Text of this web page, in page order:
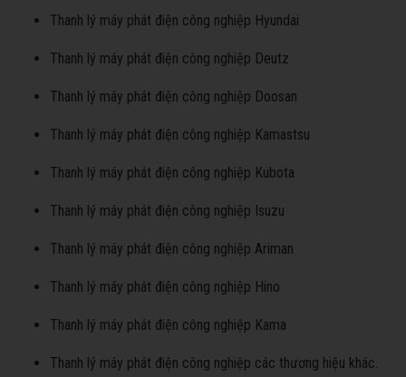
Thanh lý máy phát điện công nghiệp Hyundai
Thanh lý máy phát điện công nghiệp Deutz
Thanh lý máy phát điện công nghiệp Doosan
Thanh lý máy phát điện công nghiệp Kamastsu
Thanh lý máy phát điện công nghiệp Kubota
Thanh lý máy phát điện công nghiệp Isuzu
Thanh lý máy phát điện công nghiệp Ariman
Thanh lý máy phát điện công nghiệp Hino
Thanh lý máy phát điện công nghiệp Kama
Thanh lý máy phát điện công nghiệp các thương hiệu khác.